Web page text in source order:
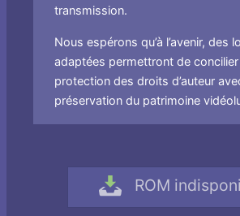
transmission.
Nous espérons qu’à l’avenir, des
adaptées permettront de concilier
protection des droits d’auteur
préservation du patrimoine
ROM